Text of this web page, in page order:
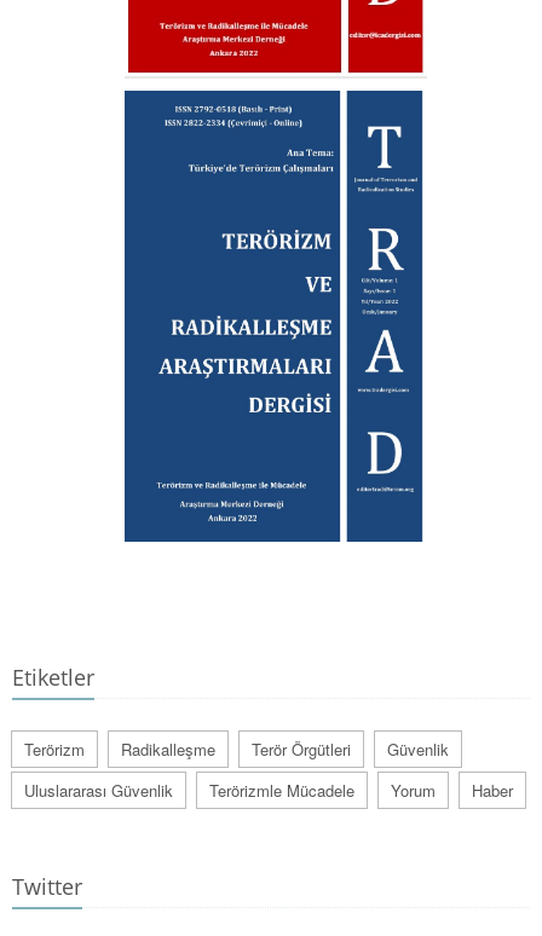
Etiketler
Terörizm Radikalleşme Terör Örgütleri
Güvenlik
Uluslararası Güvenlik
Terörizmle Mücadele Yorum Haber
Twitter